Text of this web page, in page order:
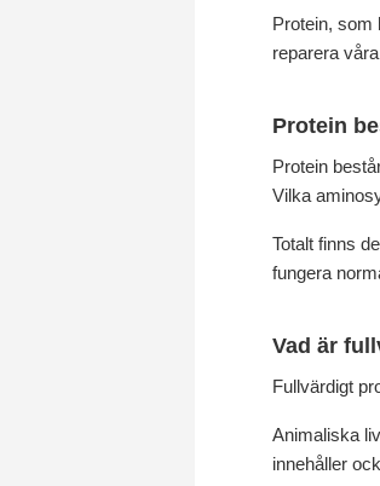
Protein, som
reparera
Protein
Protein
Vilka
Totalt finns
fungera
Vad är
Fullvärdigt
Animaliska
innehåller